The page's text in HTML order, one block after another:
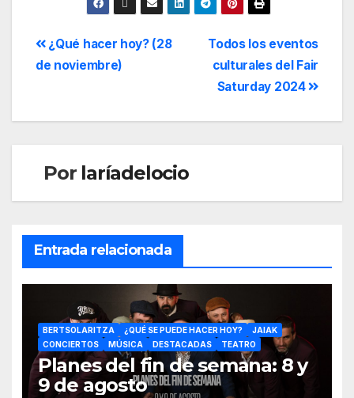
Todos los eventos
culturales del Fair
Saturday 2024
¿Qué hacer hoy? (28
de noviembre)
Por laríadelocio
Entrada relacionada
BERTSOLARITZA ¿QUÉ SE PUEDE HACER HOY?
JAIAK
CONCIERTOS
MÚSICA DESTACADAS TEATRO
Planes del fin de semana: 8 y
9 de agosto